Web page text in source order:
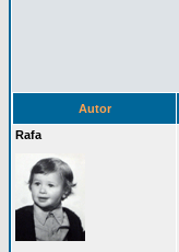
Autor
Rafa